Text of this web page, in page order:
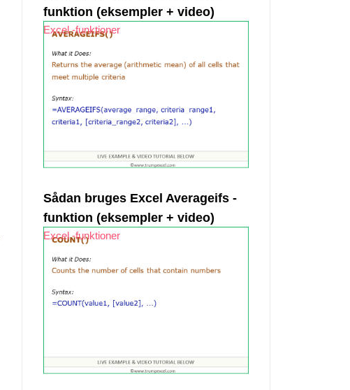
funktion (eksempler + video)
Excel -funktioner
Sådan bruges Excel Averageifs -
funktion (eksempler + video)
Excel -funktioner